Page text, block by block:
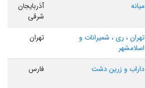
میانه
آذربایجان
شرقی
تهران ، ری ، شمیرانات و
اسلامشهر
تهران
داراب و زرین دشت فارس